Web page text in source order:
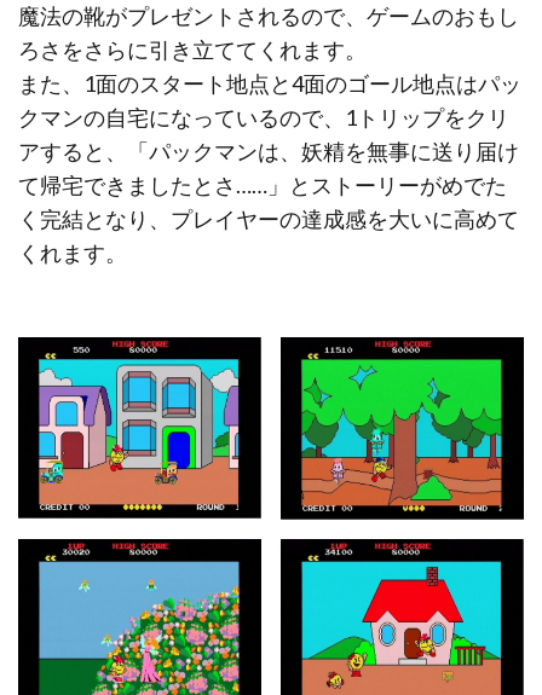
魔法の靴がプレゼントされるので、ゲームのおもし
ろさをさらに引き立ててくれます。
また、1面のスタート地点と4面のゴール地点はパッ
クマンの自宅になっているので、1トリップをクリ
アすると、「パックマンは、妖精を無事に送り届け
て帰宅できましたとさ……」とストーリーがめでた
く完結となり、プレイヤーの達成感を大いに高めて
くれます。